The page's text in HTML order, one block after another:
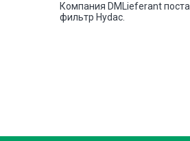
Компания DMLieferant
фильтр Hydac.